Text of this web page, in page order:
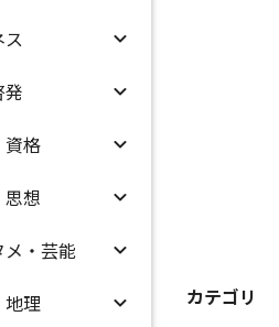
ス
発
資格
思想
メ・芸能
地理
カテゴリ